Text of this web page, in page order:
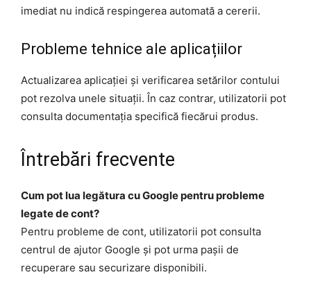
imediat nu indică respingerea automată a cererii.
Probleme tehnice ale aplicațiilor
Actualizarea aplicației și verificarea setărilor contului
pot rezolva unele situații. În caz contrar, utilizatorii pot
consulta documentația specifică fiecărui produs.
Întrebări frecvente
Cum pot lua legătura cu Google pentru probleme
legate de cont?
Pentru probleme de cont, utilizatorii pot consulta
centrul de ajutor Google și pot urma pașii de
recuperare sau securizare disponibili.